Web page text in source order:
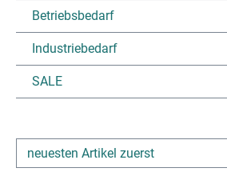
Betriebsbedarf
Industriebedarf
SALE